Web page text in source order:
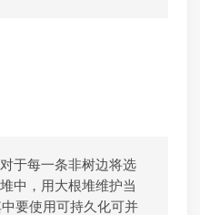
于每一条非树边将选
中，用大根堆维护当
要使用可持久化可并